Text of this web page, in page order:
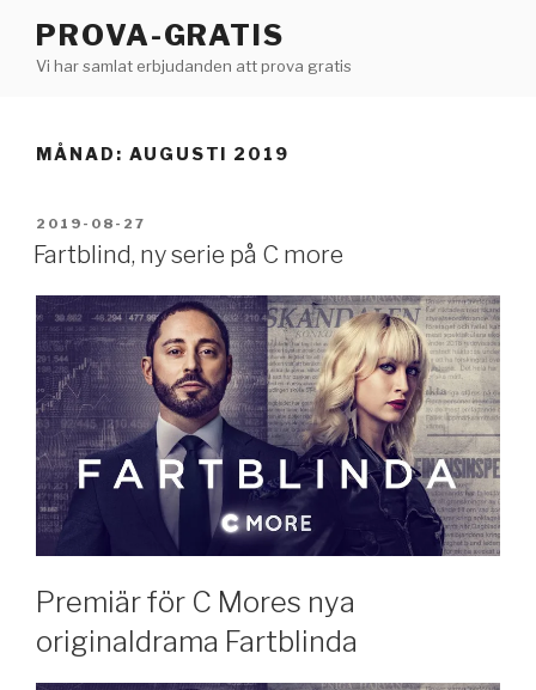
innehåll
PROVA-GRATIS
Vi har samlat erbjudanden att prova gratis
MÅNAD: AUGUSTI 2019
PUBLICERAT
2019-08-27
Fartblind, ny serie på C more
Premiär för C Mores nya
originaldrama Fartblinda